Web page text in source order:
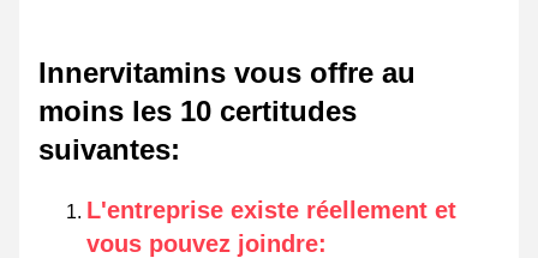
Innervitamins vous offre au
moins les 10 certitudes
suivantes:
L'entreprise existe réellement et
vous pouvez joindre: